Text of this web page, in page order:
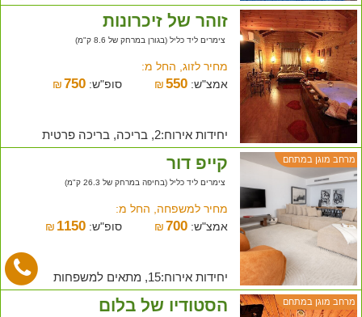
זוהר של זיכרונות
צימרים ליד כליל (בגורן במרחק של 8.6 ק"מ)
מחיר לזוג, החל מ:
אמצ"ש:
₪550 סופ"ש: ₪ 750
יחידות אירוח:2, בריכה, בריכה פרטית
מרחב מוגן במתחם קייפ דור
צימרים ליד כליל (בחיפה במרחק של 26.3 ק"מ)
מחיר למשפחה, החל מ:
אמצ"ש:
₪700 סופ"ש: ₪ 1150
יחידות אירוח:15, מתאים למשפחות
מרחב מוגן במתחם הסטודיו של בלום